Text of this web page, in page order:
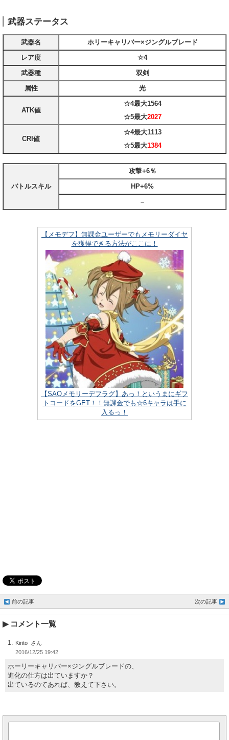
武器ステータス
武器名
ホリーキャリバー×ジングルブレード
レア度
☆4
武器種
双剣
属性
光
ATK値
☆4最大1564
☆5最大2027
CRI値
☆4最大1113
☆5最大1384
バトルスキル
攻撃+6％
HP+6%
–
【メモデフ】無課金ユーザーでもメモリーダイヤ
を獲得できる方法がここに！
【SAOメモリーデフラグ】あっ！というまにギフ
トコードをGET！！無課金でも☆6キャラは手に
入るっ！
前の記事 次の記事
コメント一覧
Kirito
2016/12/25 19:42
ホーリーキャリバー×ジングルブレードの、
進化の仕方は出ていますか？
出ているのてあれば、教えて下さい。